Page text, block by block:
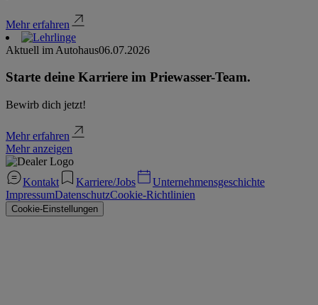
Mehr erfahren
Aktuell im Autohaus06.07.2026
Starte deine Karriere im Priewasser-Team.
Bewirb dich jetzt!
Mehr erfahren
Mehr anzeigen
Kontakt Karriere/Jobs
Unternehmensgeschichte
ImpressumDatenschutzCookie-Richtlinien
Cookie-Einstellungen